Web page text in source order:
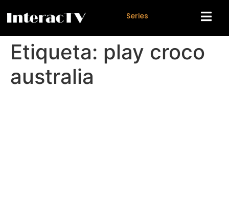
Series
Etiqueta: play croco
australia